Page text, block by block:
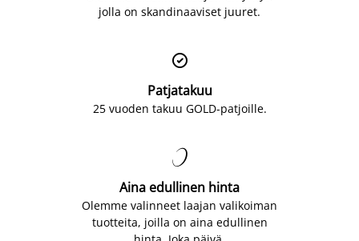
jolla on skandinaaviset juuret.

Patjatakuu
25 vuoden takuu GOLD-patjoille.

Aina edullinen hinta
Olemme valinneet laajan valikoiman
tuotteita, joilla on aina edullinen